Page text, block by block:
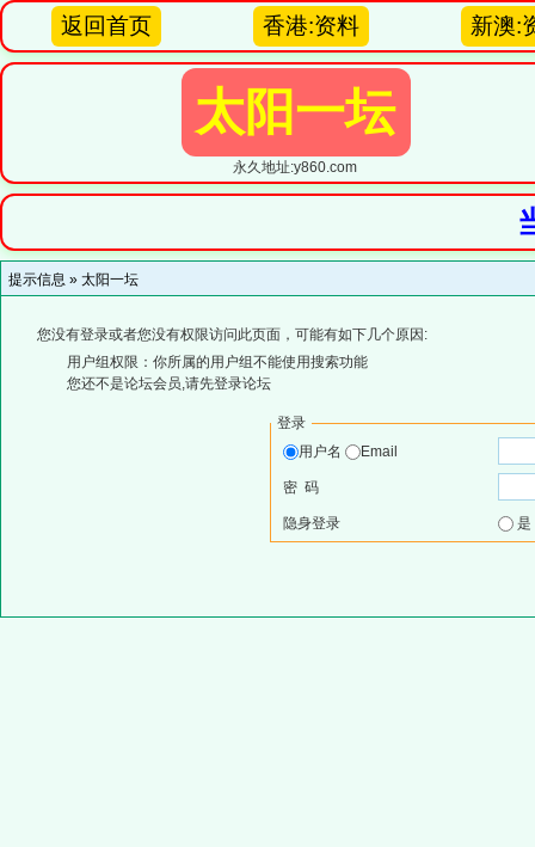
返回首页 香港:资料 新澳:
太阳一坛
永久地址:y860.com
提示信息 » 太阳一坛
您没有登录或者您没有权限访问此页面，可能有如下几个原因:
用户组权限：你所属的用户组不能使用搜索功能
您还不是论坛会员,请先登录论坛
登录
用户名
Email
密 码
隐身登录